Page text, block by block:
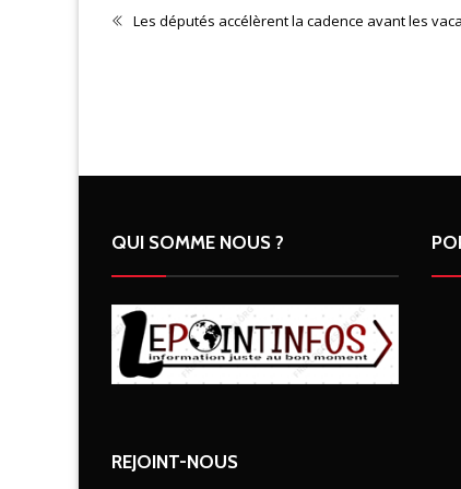
Les députés accélèrent la cadence avant les
QUI SOMME NOUS ?
REJOINT-NOUS